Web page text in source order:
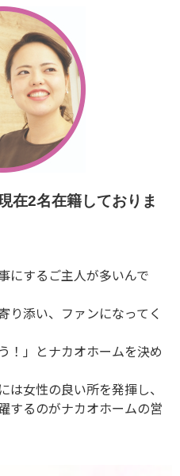
在2名在籍しておりま
にするご主人が多いんで
り添い、ファンになってく
！」とナカオホームを決め
女性の良い所を発揮し、
するのがナカオホームの営